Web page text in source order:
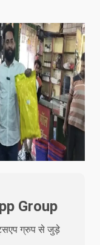
Group
ग्रुप से जुड़े